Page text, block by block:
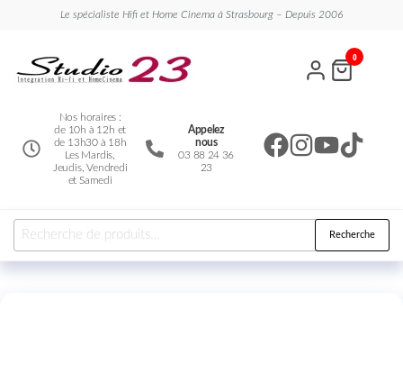
Le spécialiste Hifi et Home Cinema à Strasbourg – Depuis 2006
Nos horaires :
de 10h à 12h et
de 13h30 à 18h
Les Mardis,
Jeudis, Vendredi
et Samedi
Appelez
nous
03 88 24 36
23
0
Recherche